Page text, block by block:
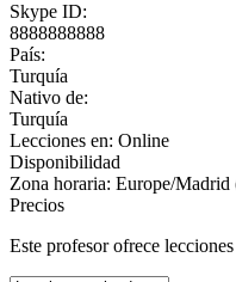
Skype ID:
8888888888
País:
Turquía
Nativo de:
Turquía
Lecciones en: Online
Disponibilidad
Zona horaria: Europe/
Precios
Este profesor ofrece